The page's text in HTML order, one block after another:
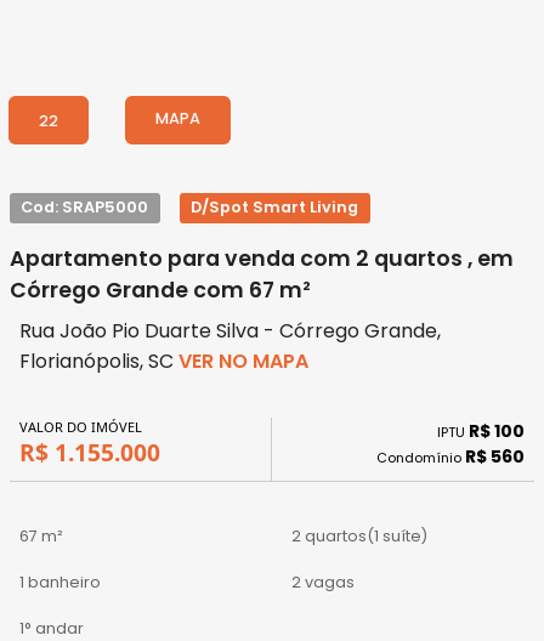
22 MAPA
Cod: SRAP5000 D/Spot Smart Living
Apartamento para venda com 2 quartos , em
Córrego Grande com 67 m²
Rua João Pio Duarte Silva - Córrego Grande,
Florianópolis, SC VER NO MAPA
VALOR DO IMÓVEL
R$ 1.155.000
IPTU R$ 100
Condomínio R$ 560
67 m² 2 quartos(1 suíte)
1 banheiro 2 vagas
1° andar